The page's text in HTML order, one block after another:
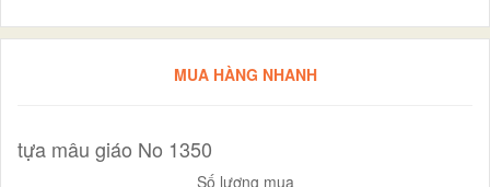
MUA HÀNG NHANH
tựa mâu giáo No 1350
Số lượng mua